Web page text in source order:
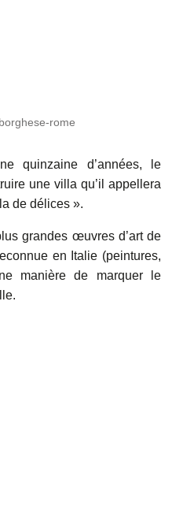
rome
quinzaine d’années, le
une villa qu’il appellera
de délices ».
grandes œuvres d’art de
en Italie (peintures,
manière de marquer le